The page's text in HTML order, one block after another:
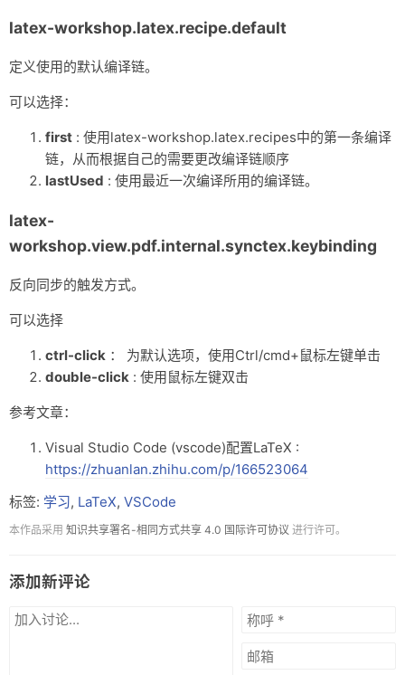
latex-workshop.latex.recipe.default
定义使用的默认编译链。
可以选择：
first : 使用latex-workshop.latex.recipes中的第一条编译
链，从而根据自己的需要更改编译链顺序
lastUsed : 使用最近一次编译所用的编译链。
latex-
workshop.view.pdf.internal.synctex.keybinding
反向同步的触发方式。
可以选择
ctrl-click ： 为默认选项，使用Ctrl/cmd+鼠标左键单击
double-click : 使用鼠标左键双击
参考文章：
Visual Studio Code (vscode)配置LaTeX :
https://zhuanlan.zhihu.com/p/166523064
标签: 学习, LaTeX, VSCode
本作品采用 知识共享署名-相同方式共享 4.0 国际许可协议 进行许可。
添加新评论